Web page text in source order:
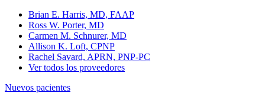
Brian E. Harris, MD, FAAP
Ross W. Porter, MD
Carmen M. Schnurer, MD
Allison K. Loft, CPNP
Rachel Savard, APRN, PNP-PC
Ver todos los proveedores
Nuevos pacientes